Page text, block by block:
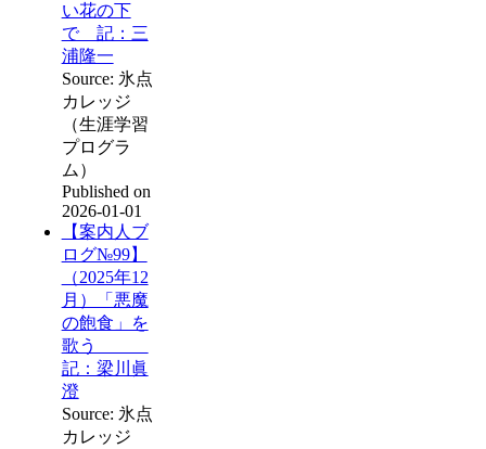
い花の下
で 記：三
浦隆一
Source: 氷点
カレッジ
（生涯学習
プログラ
ム）
Published on
2026-01-01
【案内人ブ
ログ№99】
（2025年12
月）「悪魔
の飽食」を
歌う
記：梁川眞
澄
Source: 氷点
カレッジ